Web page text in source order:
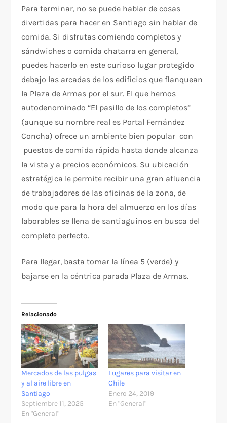
Para terminar, no se puede hablar de cosas
divertidas para hacer en Santiago sin hablar de
comida. Si disfrutas comiendo completos y
sándwiches o comida chatarra en general,
puedes hacerlo en este curioso lugar protegido
debajo las arcadas de los edificios que flanquean
la Plaza de Armas por el sur. El que hemos
autodenominado “El pasillo de los completos”
(aunque su nombre real es Portal Fernández
Concha) ofrece un ambiente bien popular con
puestos de comida rápida hasta donde alcanza
la vista y a precios económicos. Su ubicación
estratégica le permite recibir una gran afluencia
de trabajadores de las oficinas de la zona, de
modo que para la hora del almuerzo en los días
laborables se llena de santiaguinos en busca del
completo perfecto.
Para llegar, basta tomar la línea 5 (verde) y
bajarse en la céntrica parada Plaza de Armas.
Relacionado
Mercados de las pulgas
y al aire libre en
Santiago
Septiembre 11, 2025
En "General"
Lugares para visitar en
Chile
Enero 24, 2019
En "General"